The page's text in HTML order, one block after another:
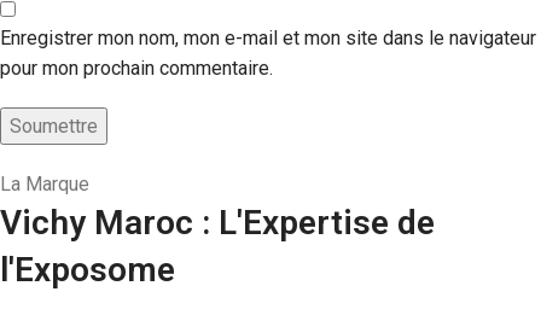
Enregistrer mon nom, mon e-mail et mon site dans le navigateur
pour mon prochain commentaire.
La Marque
Vichy Maroc : L'Expertise de
l'Exposome